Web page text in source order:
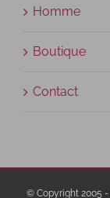
Homme
Boutique
Contact
© Copyright 2005 -